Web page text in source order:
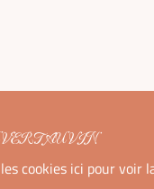
VERT AU VIN
cookies ici pour voir